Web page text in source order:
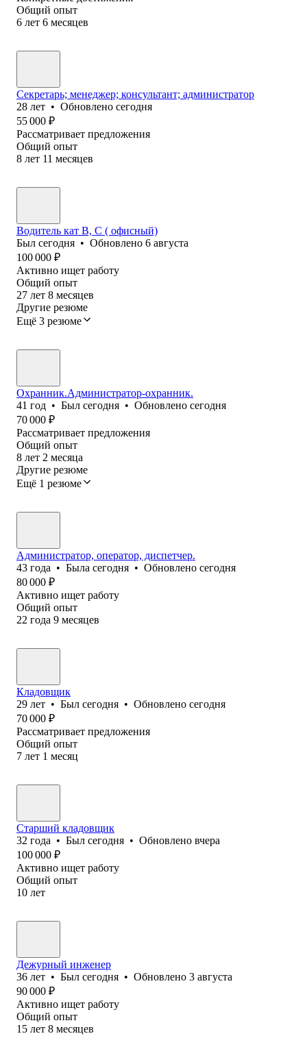
Общий опыт
6 лет 6 месяцев
Секретарь; менеджер; консультант; администратор
28 лет • Обновлено сегодня
55 000 ₽
Рассматривает предложения
Общий опыт
8 лет 11 месяцев
Водитель кат В, С ( офисный)
Был сегодня • Обновлено 6 августа
100 000 ₽
Активно ищет работу
Общий опыт
27 лет 8 месяцев
Другие резюме
Ещё 3 резюме
Охранник.Администратор-охранник.
41 год • Был сегодня • Обновлено сегодня
70 000 ₽
Рассматривает предложения
Общий опыт
8 лет 2 месяца
Другие резюме
Ещё 1 резюме
Администратор, оператор, диспетчер.
43 года • Была сегодня • Обновлено сегодня
80 000 ₽
Активно ищет работу
Общий опыт
22 года 9 месяцев
Кладовщик
29 лет • Был сегодня • Обновлено сегодня
70 000 ₽
Рассматривает предложения
Общий опыт
7 лет 1 месяц
Старший кладовщик
32 года • Был сегодня • Обновлено вчера
100 000 ₽
Активно ищет работу
Общий опыт
10 лет
Дежурный инженер
36 лет • Был сегодня • Обновлено 3 августа
90 000 ₽
Активно ищет работу
Общий опыт
15 лет 8 месяцев